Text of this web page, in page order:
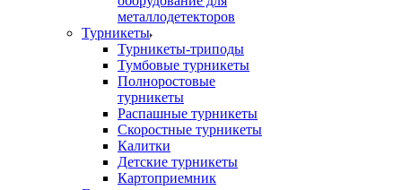
металлодетекторов
Турникеты
Турникеты-триподы
Тумбовые турникеты
Полноростовые
турникеты
Распашные турникеты
Скоростные турникеты
Калитки
Детские турникеты
Картоприемник